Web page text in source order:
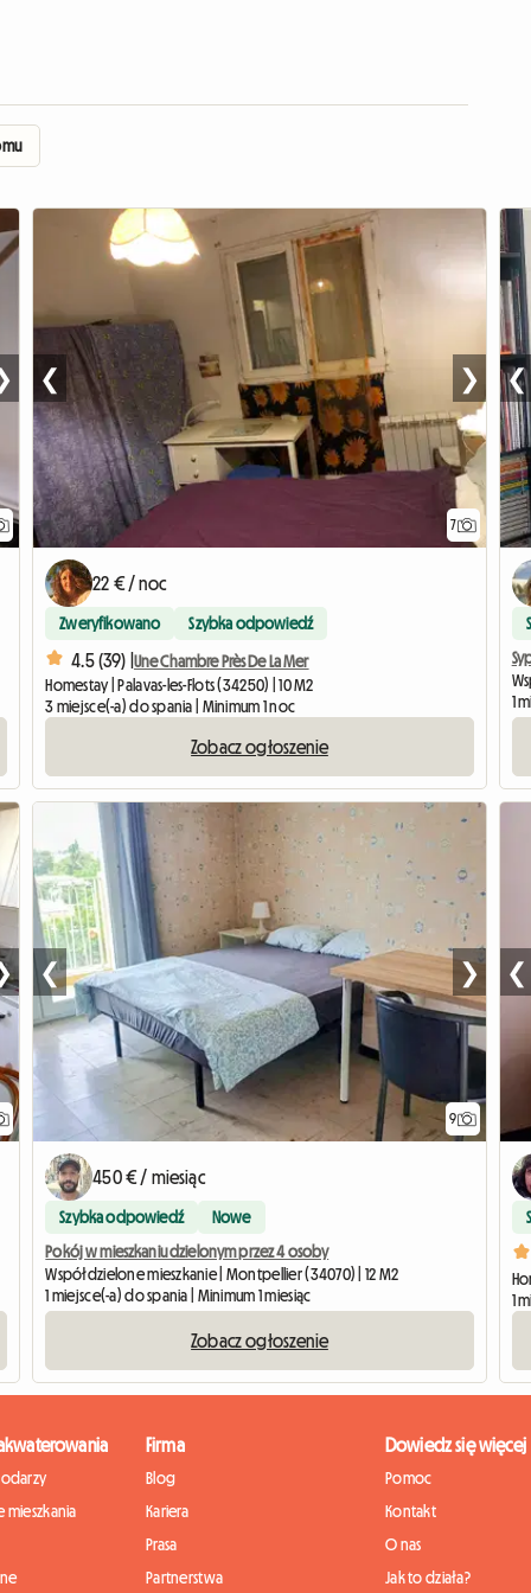
7
❮ ❯
22 € / noc
Zweryfikowano Szybka odpowiedź
4.5 (39) | Une Chambre Près De La Mer
Homestay | Palavas-les-Flots (34250) | 10 M2
3 miejsce(-a) do spania | Minimum 1 noc
Zobacz ogłoszenie
❮
1
9
❮ ❯
450 € / miesiąc
Szybka odpowiedź Nowe
Pokój w mieszkaniu dzielonym przez 4 osoby
Współdzielone mieszkanie | Montpellier (34070) | 12 M2
1 miejsce(-a) do spania | Minimum 1 miesiąc
Zobacz ogłoszenie
❮
1
mieszkania
Firma
Blog
Kariera
Prasa
Partnerstwa
Dowiedz się więcej
Pomoc
Kontakt
O nas
Jak to działa?